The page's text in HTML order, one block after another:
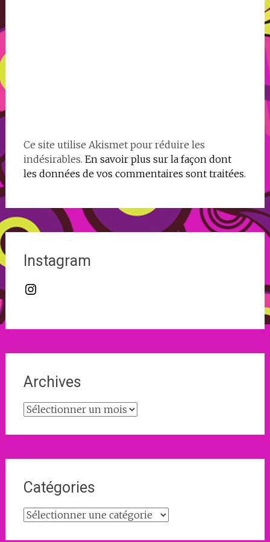
Ce site utilise Akismet pour réduire les
indésirables. En savoir plus sur la façon dont
les données de vos commentaires sont traitées.
Instagram
Instagram
Archives
Archives
Catégories
Catégories